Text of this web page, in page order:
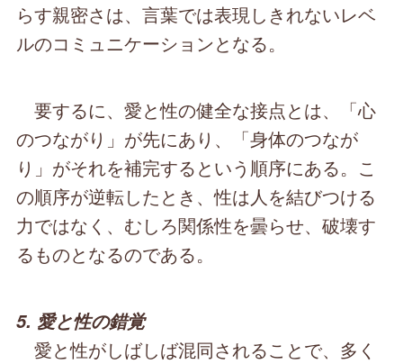
らす親密さは、言葉では表現しきれないレベ
ルのコミュニケーションとなる。
要するに、愛と性の健全な接点とは、「心
のつながり」が先にあり、「身体のつなが
り」がそれを補完するという順序にある。こ
の順序が逆転したとき、性は人を結びつける
力ではなく、むしろ関係性を曇らせ、破壊す
るものとなるのである。
5. 愛と性の錯覚
愛と性がしばしば混同されることで、多く